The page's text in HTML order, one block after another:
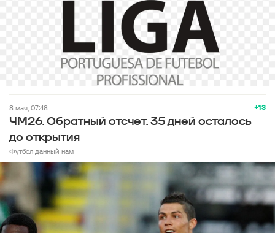
+13
8 мая, 07:48
ЧМ26. Обратный отсчет. 35 дней осталось
до открытия
Футбол данный нам